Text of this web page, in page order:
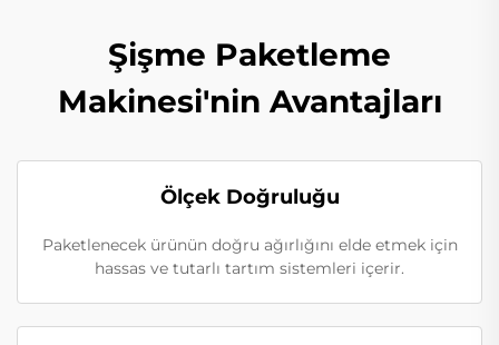
Şişme Paketleme
Makinesi'nin Avantajları
Ölçek Doğruluğu
Paketlenecek ürünün doğru ağırlığını elde etmek için
hassas ve tutarlı tartım sistemleri içerir.